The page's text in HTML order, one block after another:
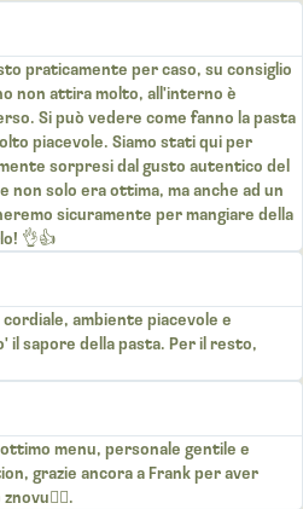
praticamente per caso, su consiglio
non attira molto, all'interno è
Si può vedere come fanno la pasta
piacevole. Siamo stati qui per
sorpresi dal gusto autentico del
solo era ottima, ma anche ad un
sicuramente per mangiare della
👌👍
ambiente piacevole e
il sapore della pasta. Per il resto,
menu, personale gentile e
grazie ancora a Frank per aver